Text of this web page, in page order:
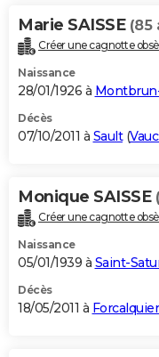
Marie SAISSE (85
Créer une cagnotte
Naissance
28/01/1926 à
Décès
07/10/2011 à Sault(
Monique SAISSE
Créer une cagnotte
Naissance
05/01/1939 à Saint-
Décès
18/05/2011 à Forcalquier